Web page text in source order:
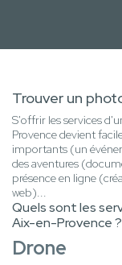
Trouver un
S'offrir les services
Provence devient
importants (un
des aventures
présence en ligne
web)...
Quels sont les
Aix-en-Provence ?
Drone